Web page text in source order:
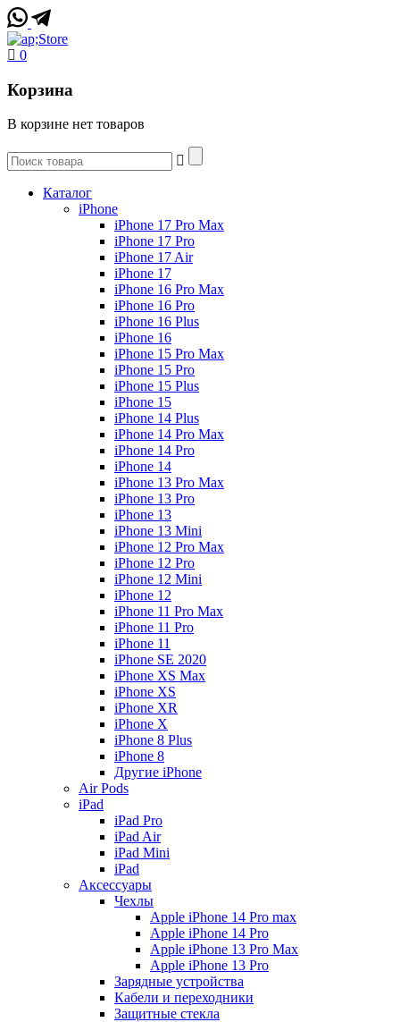
0
Корзина
В корзине нет товаров
Каталог
iPhone
iPhone 17 Pro Max
iPhone 17 Pro
iPhone 17 Air
iPhone 17
iPhone 16 Pro Max
iPhone 16 Pro
iPhone 16 Plus
iPhone 16
iPhone 15 Pro Max
iPhone 15 Pro
iPhone 15 Plus
iPhone 15
iPhone 14 Plus
iPhone 14 Pro Max
iPhone 14 Pro
iPhone 14
iPhone 13 Pro Max
iPhone 13 Pro
iPhone 13
iPhone 13 Mini
iPhone 12 Pro Max
iPhone 12 Pro
iPhone 12 Mini
iPhone 12
iPhone 11 Pro Max
iPhone 11 Pro
iPhone 11
iPhone SE 2020
iPhone XS Max
iPhone XS
iPhone XR
iPhone X
iPhone 8 Plus
iPhone 8
Другие iPhone
Air Pods
iPad
iPad Pro
iPad Air
iPad Mini
iPаd
Аксессуары
Чехлы
Apple iPhone 14 Pro max
Apple iPhone 14 Pro
Apple iPhone 13 Pro Max
Apple iPhone 13 Pro
Зарядные устройства
Кабели и переходники
Защитные стекла